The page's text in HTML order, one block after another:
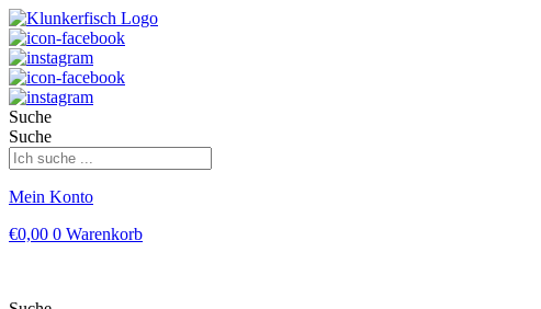
Suche
Suche
Mein Konto
€0,00 0 Warenkorb